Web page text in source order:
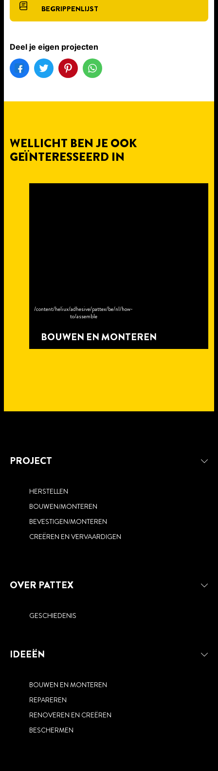
BEGRIPPENLIJST
Deel je eigen projecten
WELLICHT BEN JE OOK
GEÏNTERESSEERD IN
/content/heliux/adhesive/pattex/be/nl/how-
to/assemble
BOUWEN EN MONTEREN
REPAREREN
RENOVEREN EN CREËREN
BESCHERMEN
PROJECT
HERSTELLEN
BOUWEN/MONTEREN
BEVESTIGEN/MONTEREN
CREËREN EN VERVAARDIGEN
OVER PATTEX
GESCHIEDENIS
IDEEËN
BOUWEN EN MONTEREN
REPAREREN
RENOVEREN EN CREËREN
BESCHERMEN